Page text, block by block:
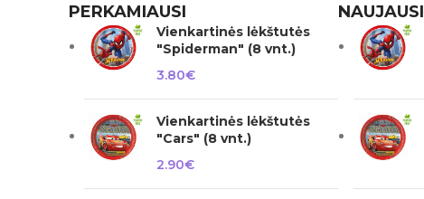
PERKAMIAUSI
Vienkartinės lėkštutės
"Spiderman" (8 vnt.)
3.80€
Vienkartinės lėkštutės
"Cars" (8 vnt.)
2.90€
NAUJAUSI